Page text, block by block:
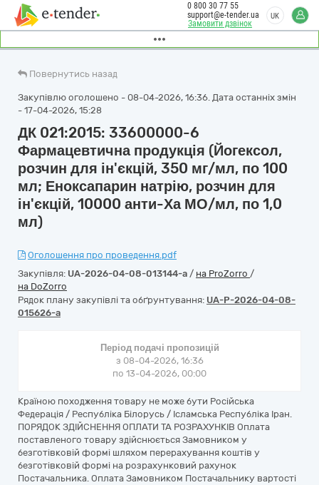
Замовити дзвінок
0 800 30 77 55
support@e-tender.ua
UK
Повернутись назад
Закупівлю оголошено - 08-04-2026, 16:36. Дата останніх змін
- 17-04-2026, 15:28
ДК 021:2015: 33600000-6
Фармацевтична продукція (Йогексол,
розчин для ін'єкцій, 350 мг/мл, по 100
мл; Еноксапарин натрію, розчин для
ін'єкцій, 10000 анти-Ха МО/мл, по 1,0
мл)
Оголошення про проведення.pdf
Закупівля: UA-2026-04-08-013144-a / на ProZorro /
на DoZorro
Рядок плану закупівлі та обґрунтування: UA-P-2026-04-08-
015626-a
Період подачі пропозицій
з 08-04-2026, 16:36
по 13-04-2026, 00:00
Країною походження товару не може бути Російська
Федерація / Республіка Білорусь / Ісламська Республіка Іран.
ПОРЯДОК ЗДІЙСНЕННЯ ОПЛАТИ ТА РОЗРАХУНКІВ Оплата
поставленого товару здійснюється Замовником у
безготівковій формі шляхом перерахування коштів у
безготівковій формі на розрахунковий рахунок
Постачальника. Оплата Замовником Постачальнику вартості